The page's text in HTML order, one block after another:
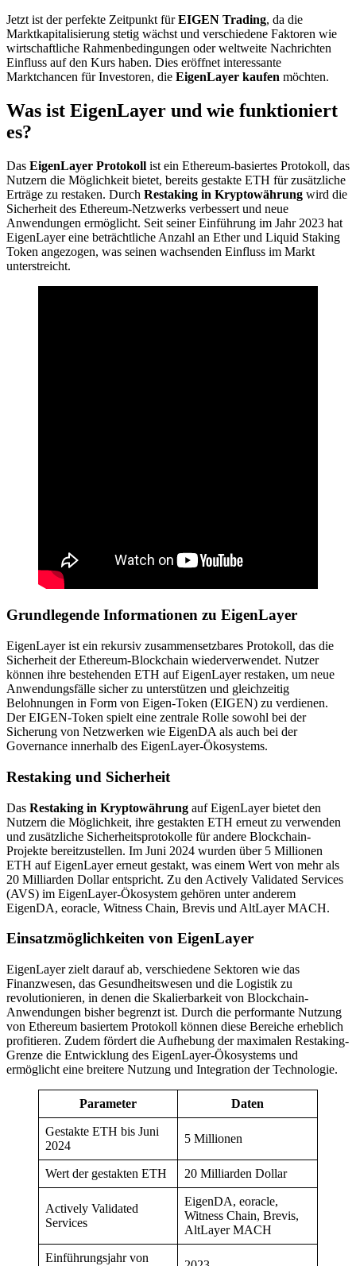
Jetzt ist der perfekte Zeitpunkt fürEIGEN Trading, da die
Marktkapitalisierung stetig wächst und verschiedene Faktoren wie
wirtschaftliche Rahmenbedingungen oder weltweite Nachrichten
Einfluss auf den Kurs haben. Dies eröffnet interessante
Marktchancen für Investoren, die EigenLayer kaufen möchten.
Was ist EigenLayer und wie funktioniert
es?
Das EigenLayer Protokoll ist ein Ethereum-basiertes Protokoll, das
Nutzern die Möglichkeit bietet, bereits gestakte ETH für zusätzliche
Erträge zu restaken. Durch Restaking in Kryptowährung wird die
Sicherheit des Ethereum-Netzwerks verbessert und neue
Anwendungen ermöglicht. Seit seiner Einführung im Jahr 2023 hat
EigenLayer eine beträchtliche Anzahl an Ether und Liquid Staking
Token angezogen, was seinen wachsenden Einfluss im Markt
unterstreicht.
Grundlegende Informationen zu EigenLayer
EigenLayer ist ein rekursiv zusammensetzbares Protokoll, das die
Sicherheit der Ethereum-Blockchain wiederverwendet. Nutzer
können ihre bestehenden ETH auf EigenLayer restaken, um neue
Anwendungsfälle sicher zu unterstützen und gleichzeitig
Belohnungen in Form von Eigen-Token (EIGEN) zu verdienen.
Der EIGEN-Token spielt eine zentrale Rolle sowohl bei der
Sicherung von Netzwerken wie EigenDA als auch bei der
Governance innerhalb des EigenLayer-Ökosystems.
Restaking und Sicherheit
Das Restaking in Kryptowährung auf EigenLayer bietet den
Nutzern die Möglichkeit, ihre gestakten ETH erneut zu verwenden
und zusätzliche Sicherheitsprotokolle für andere Blockchain-
Projekte bereitzustellen. Im Juni 2024 wurden über 5 Millionen
ETH auf EigenLayer erneut gestakt, was einem Wert von mehr als
20 Milliarden Dollar entspricht. Zu den Actively Validated Services
(AVS) im EigenLayer-Ökosystem gehören unter anderem
EigenDA, eoracle, Witness Chain, Brevis und AltLayer MACH.
Einsatzmöglichkeiten von EigenLayer
EigenLayer zielt darauf ab, verschiedene Sektoren wie das
Finanzwesen, das Gesundheitswesen und die Logistik zu
revolutionieren, in denen die Skalierbarkeit von Blockchain-
Anwendungen bisher begrenzt ist. Durch die performante Nutzung
von Ethereum basiertem Protokoll können diese Bereiche erheblich
profitieren. Zudem fördert die Aufhebung der maximalen Restaking-
Grenze die Entwicklung des EigenLayer-Ökosystems und
ermöglicht eine breitere Nutzung und Integration der Technologie.
Parameter Daten
Gestakte ETH bis Juni
2024
5 Millionen
Wert der gestakten ETH 20 Milliarden Dollar
Actively Validated
Services
EigenDA, eoracle,
Witness Chain, Brevis,
AltLayer MACH
Einführungsjahr von